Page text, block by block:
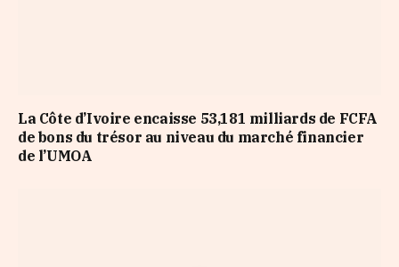
La Côte d’Ivoire encaisse 53,181 milliards de FCFA
de bons du trésor au niveau du marché financier
de l’UMOA